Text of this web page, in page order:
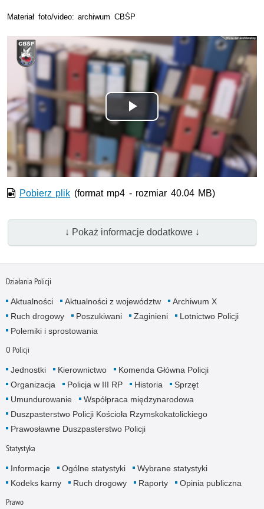
Materiał foto/video: archiwum CBŚP
Odtwórz
wideo
Pobierz plik (format mp4 - rozmiar 40.04 MB)
↓ Pokaż informacje dodatkowe ↓
Działania Policji
Aktualności Aktualności z województw
Archiwum X
Ruch drogowy
Poszukiwani Zaginieni
Lotnictwo Policji
Polemiki i sprostowania
O Policji
Jednostki Kierownictwo
Komenda Główna Policji
Organizacja
Policja w III RP Historia
Sprzęt
Umundurowanie
Współpraca międzynarodowa
Duszpasterstwo Policji Kościoła Rzymskokatolickiego
Prawosławne Duszpasterstwo Policji
Statystyka
Informacje Ogólne statystyki
Wybrane statystyki
Kodeks karny
Ruch drogowy Raporty Opinia publiczna
Prawo